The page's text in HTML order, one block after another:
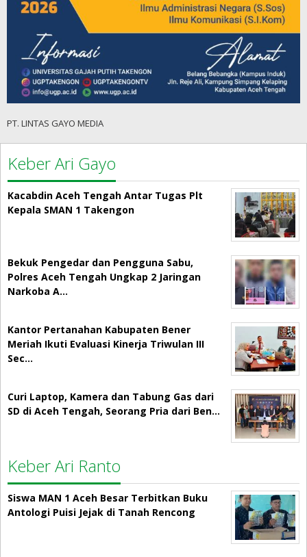
PT. LINTAS GAYO MEDIA
Keber Ari Gayo
Kacabdin Aceh Tengah Antar Tugas Plt
Kepala SMAN 1 Takengon
Bekuk Pengedar dan Pengguna Sabu,
Polres Aceh Tengah Ungkap 2 Jaringan
Narkoba A…
Kantor Pertanahan Kabupaten Bener
Meriah Ikuti Evaluasi Kinerja Triwulan III
Sec…
Curi Laptop, Kamera dan Tabung Gas dari
SD di Aceh Tengah, Seorang Pria dari Ben…
Keber Ari Ranto
Siswa MAN 1 Aceh Besar Terbitkan Buku
Antologi Puisi Jejak di Tanah Rencong